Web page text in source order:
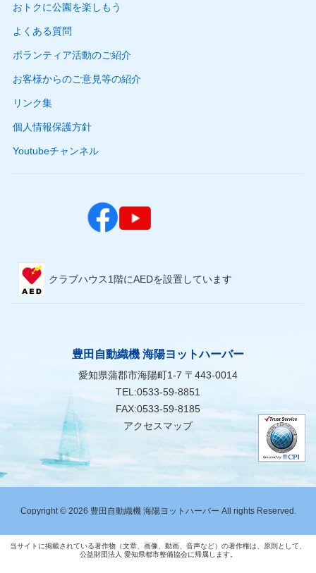
おトクに公園を楽しもう
よくある質問
ボランティア活動のご紹介
お客様からのご意見等の紹介
リンク集
個人情報保護方針
Youtubeチャンネル
クラブハウス1階にAEDを設置しています
豊田自動織機 海陽ヨットハーバー
愛知県蒲郡市海陽町1-7 〒443-0014
TEL:0533-59-8851
FAX:0533-59-8185
アクセスマップ
Copyright © 2026 豊田自動織機 海陽ヨットハーバー All rights Reserved.
当サイトに掲載されている著作物（文章、画像、動画、音声など）の著作権は、原則として、
公益財団法人 愛知県都市整備協会に帰属します。